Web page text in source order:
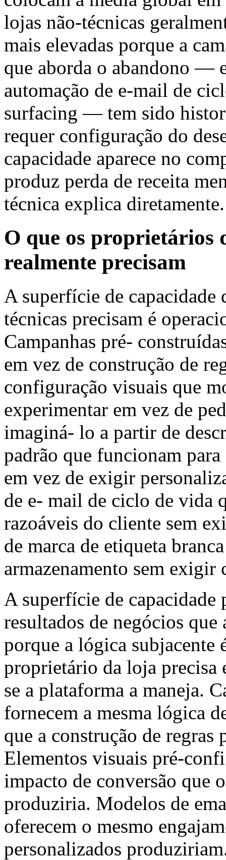
lojas não-técnicas
mais elevadas porque a
que aborda o abandono —
automação de e-mail de
surfacing — tem sido
requer configuração do
capacidade aparece no
produz perda de receita
técnica explica diretamente.
O que os proprietários
realmente precisam
A superfície de
técnicas precisam é
Campanhas pré-
em vez de construção de
configuração visuais que
experimentar em vez de
imaginá- lo a partir de
padrão que funcionam
em vez de exigir
de e- mail de ciclo de vida
razoáveis do cliente sem
de marca de etiqueta
armazenamento sem
A superfície de capacidade
resultados de negócios
porque a lógica subjacente
proprietário da loja precisa
se a plataforma a maneja.
fornecem a mesma lógica
que a construção de
Elementos visuais pré-
impacto de conversão que
produziria. Modelos de
oferecem o mesmo
personalizados